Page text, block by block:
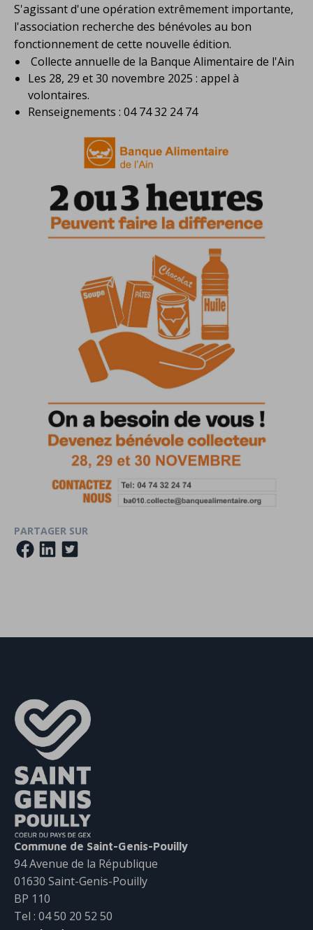
S'agissant d'une opération extrêmement importante,
l'association recherche des bénévoles au bon
fonctionnement de cette nouvelle édition.
Collecte annuelle de la Banque Alimentaire de l'Ain
Les 28, 29 et 30 novembre 2025 : appel à
volontaires.
Renseignements : 04 74 32 24 74
PARTAGER SUR
Commune de Saint-Genis-Pouilly
94 Avenue de la République
01630 Saint-Genis-Pouilly
BP 110
Tel : 04 50 20 52 50